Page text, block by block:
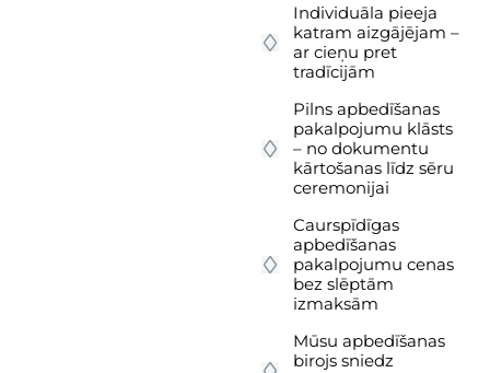
Individuāla pieeja
katram aizgājējam –
ar cieņu pret
tradīcijām
Pilns apbedīšanas
pakalpojumu klāsts
– no dokumentu
kārtošanas līdz sēru
ceremonijai
Caurspīdīgas
apbedīšanas
pakalpojumu cenas
bez slēptām
izmaksām
Mūsu apbedīšanas
birojs sniedz